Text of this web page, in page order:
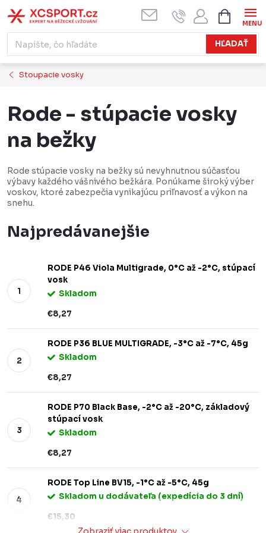
na
obsah
HĽADAŤ
KOŠÍK
Stoupacie vosky
Rode - stúpacie vosky
na bežky
Rode stúpacie vosky na bežky sú nevyhnutnou súčasťou
výbavy každého vášnivého bežkára. Ponúkame široký výber
voskov, ktoré zabezpečia vynikajúcu priľnavosť a výkon na
snehu.
Najpredávanejšie
RODE P46 Viola Multigrade, 0°C až -2°C, stúpací
vosk
Skladom
€8,27
RODE P36 BLUE MULTIGRADE, -3°C až -7°C, 45g
Skladom
€8,27
RODE P70 Black Base, -2°C až -20°C, základový
stúpací vosk
Skladom
€8,27
RODE Top Line BV15, -1°C až -5°C, 45g
Skladom u dodávateľa (expedícia do 3 dní)
€15,30